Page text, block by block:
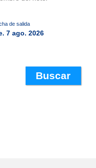
de salida
7 ago. 2026